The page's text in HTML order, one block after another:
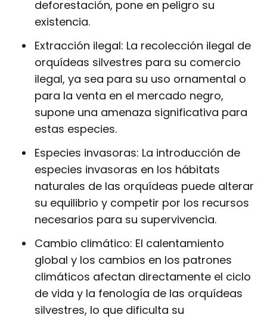
deforestación, pone en peligro su
existencia.
Extracción ilegal: La recolección ilegal de
orquídeas silvestres para su comercio
ilegal, ya sea para su uso ornamental o
para la venta en el mercado negro,
supone una amenaza significativa para
estas especies.
Especies invasoras: La introducción de
especies invasoras en los hábitats
naturales de las orquídeas puede alterar
su equilibrio y competir por los recursos
necesarios para su supervivencia.
Cambio climático: El calentamiento
global y los cambios en los patrones
climáticos afectan directamente el ciclo
de vida y la fenología de las orquídeas
silvestres, lo que dificulta su